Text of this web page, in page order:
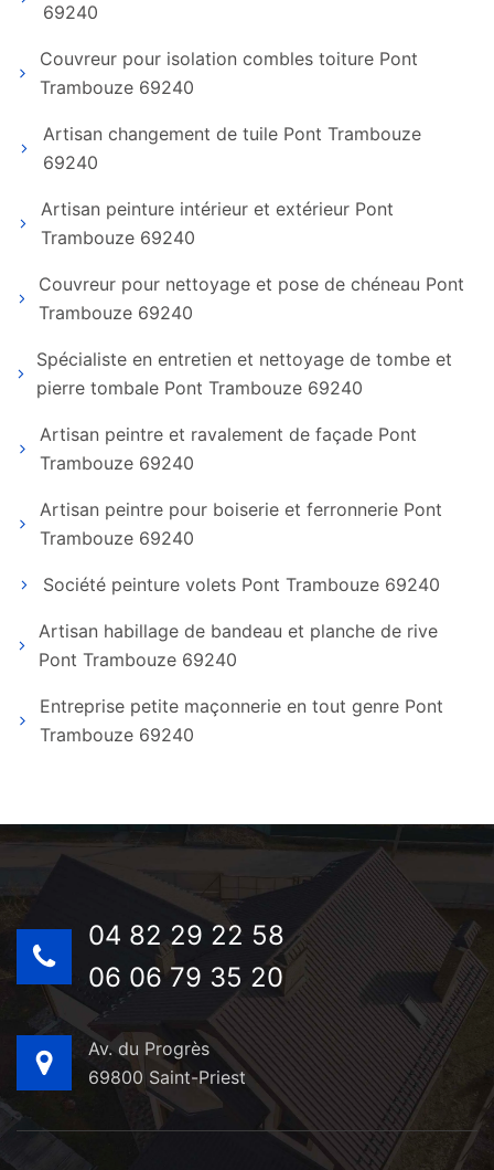
69240
Couvreur pour isolation combles toiture Pont
Trambouze 69240
Artisan changement de tuile Pont Trambouze
69240
Artisan peinture intérieur et extérieur Pont
Trambouze 69240
Couvreur pour nettoyage et pose de chéneau Pont
Trambouze 69240
Spécialiste en entretien et nettoyage de tombe et
pierre tombale Pont Trambouze 69240
Artisan peintre et ravalement de façade Pont
Trambouze 69240
Artisan peintre pour boiserie et ferronnerie Pont
Trambouze 69240
Société peinture volets Pont Trambouze 69240
Artisan habillage de bandeau et planche de rive
Pont Trambouze 69240
Entreprise petite maçonnerie en tout genre Pont
Trambouze 69240
04 82 29 22 58
06 06 79 35 20
Av. du Progrès
69800 Saint-Priest